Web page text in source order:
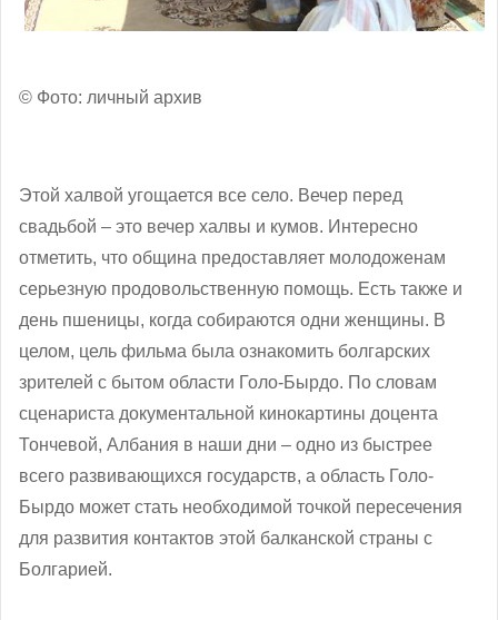
© Фото: личный архив
Этой халвой угощается все село. Вечер перед
свадьбой – это вечер халвы и кумов. Интересно
отметить, что община предоставляет молодоженам
серьезную продовольственную помощь. Есть также и
день пшеницы, когда собираются одни женщины. В
целом, цель фильма была ознакомить болгарских
зрителей с бытом области Голо-Бырдо. По словам
сценариста документальной кинокартины доцента
Тончевой, Албания в наши дни ‒ одно из быстрее
всего развивающихся государств, а область Голо-
Бырдо может стать необходимой точкой пересечения
для развития контактов этой балканской страны с
Болгарией.